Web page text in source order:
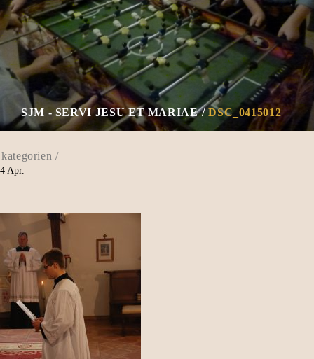
SJM - SERVI JESU ET MARIAE DSC_0415012
4 Apr.